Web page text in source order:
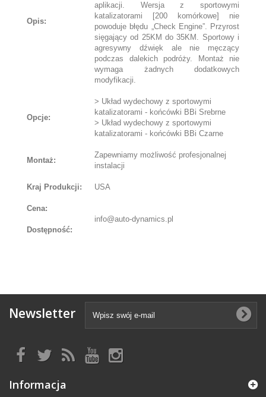
Opis:
aplikacji. Wersja z sportowymi
katalizatorami [200 komórkowe] nie
powoduje błędu „Check Engine”. Przyrost
sięgający od 25KM do 35KM. Sportowy i
agresywny dźwięk ale nie męczący
podczas dalekich podróży. Montaż nie
wymaga żadnych dodatkowych
modyfikacji.
Opcje:
> Układ wydechowy z sportowymi
katalizatorami - końcówki BBi Srebrne
> Układ wydechowy z sportowymi
katalizatorami - końcówki BBi Czarne
Montaż:
Zapewniamy możliwość profesjonalnej
instalacji
Kraj Produkcji: USA
Cena:
info@auto-dynamics.pl
Dostępność:
Newsletter
Informacja